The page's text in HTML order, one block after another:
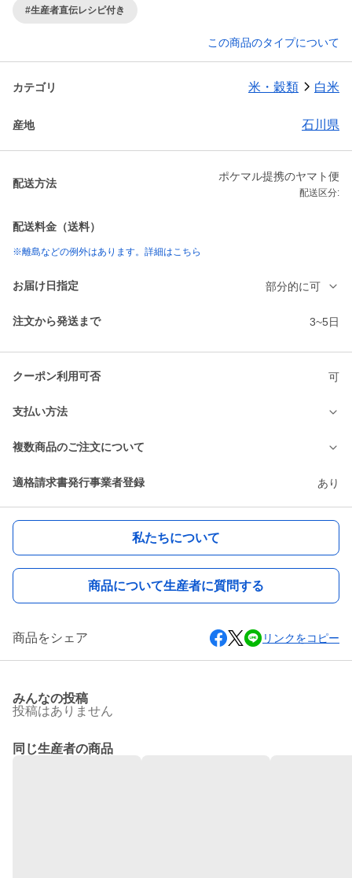
#生産者直伝レシピ付き
この商品のタイプについて
カテゴリ 米・穀類 白米
産地 石川県
配送方法
ポケマル提携のヤマト便
配送区分:
配送料金（送料）
※離島などの例外はあります。詳細はこちら
お届け日指定 部分的に可
注文から発送まで 3~5日
クーポン利用可否 可
支払い方法
複数商品のご注文について
適格請求書発行事業者登録 あり
私たちについて
商品について生産者に質問する
商品をシェア リンクをコピー
みんなの投稿
投稿はありません
同じ生産者の商品